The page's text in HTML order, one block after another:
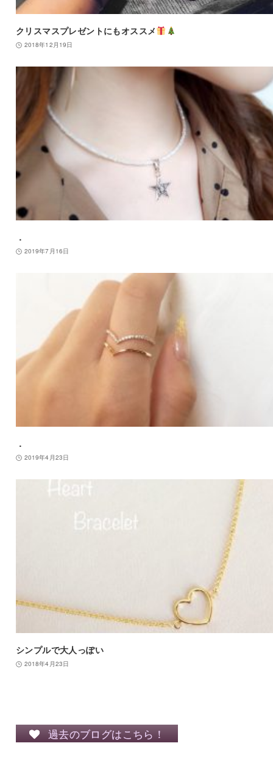
クリスマスプレゼントにもオススメ
2018年12月19日
．
2019年7月16日
．
2019年4月23日
シンプルで大人っぽい
2018年4月23日
過去のブログはこちら！